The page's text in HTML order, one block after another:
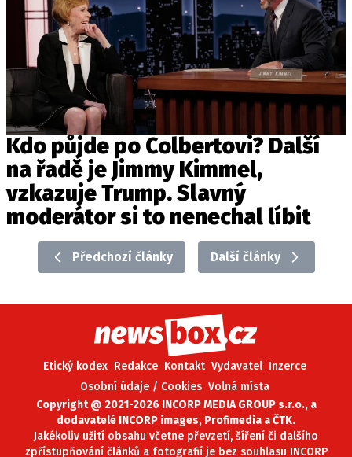
Kdo půjde po Colbertovi? Další
na řadě je Jimmy Kimmel,
vzkazuje Trump. Slavný
moderátor si to nenechal líbit
Předchozí články Další články
Etický kodex Redakce Kontakt Vydavatel Inzerce
Osobní údaje / Cookies Volná místa
Copyright @ 2021-2026 INCORP MEDIA GROUP s.r.o., a
dodavatelé INCORP images, Profimedia a ČTK.
Jakékoliv užití obsahu včetne převzetí, šíření či dalšího
zpřístupňování článků a fotografií je bez souhlasu INCORP